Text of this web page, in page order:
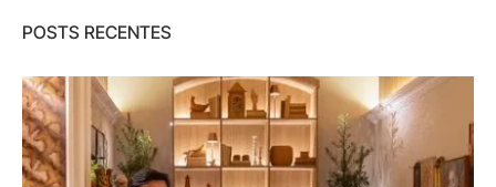
POSTS RECENTES